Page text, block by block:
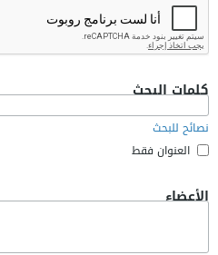
كلمات البحث
نصائح للبحث
العنوان فقط
الأعضاء